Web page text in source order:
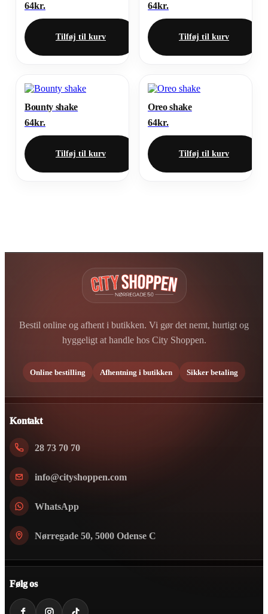
64kr.
Tilføj til kurv
64kr.
Tilføj til kurv
Bounty shake
64kr.
Tilføj til kurv
Oreo shake
64kr.
Tilføj til kurv
Bestil online og afhent i butikken. Vi gør det nemt, hurtigt og
hyggeligt at handle hos City Shoppen.
Online bestilling Afhentning i butikken Sikker betaling
Kontakt
28 73 70 70
info@cityshoppen.com
WhatsApp
Nørregade 50, 5000 Odense C
Følg os